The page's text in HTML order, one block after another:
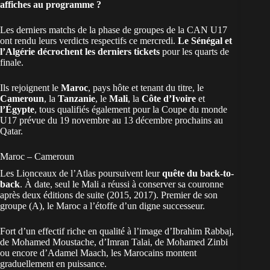
affiches au programme ?
Les derniers matchs de la phase de groupes de la CAN U17
ont rendu leurs verdicts respectifs ce mercredi. Le Sénégal et
l’Algérie décrochent les derniers tickets pour les quarts de
finale.
Ils rejoignent le Maroc, pays hôte et tenant du titre, le
Cameroun, la Tanzanie, le Mali, la Côte d’Ivoire et
l’Égypte, tous qualifiés également pour la Coupe du monde
U17 prévue du 19 novembre au 13 décembre prochains au
Qatar.
Maroc – Cameroun
Les Lionceaux de l’Atlas poursuivent leurquête du back-to-
back. À date, seul le Mali a réussi à conserver sa couronne
après deux éditions de suite (2015, 2017). Premier de son
groupe (A), le Maroc a l’étoffe d’un digne successeur.
Fort d’un effectif riche en qualité à l’image d’Ibrahim Rabbaj,
de Mohamed Moustache, d’Imran Talai, de Mohamed Zinbi
ou encore d’Adamel Maach, les Marocains montent
graduellement en puissance.